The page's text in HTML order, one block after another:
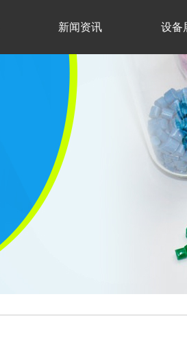
新闻资讯 设备